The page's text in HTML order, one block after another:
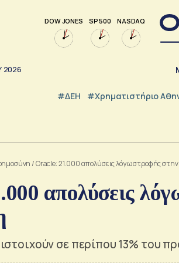
DOW JONES SP 500 NASDAQ
2026
#ΔΕΗ #Χρηματιστήριο
/Oracle: 21.000 απολύσεις λόγω στροφής
απολύσεις
σε περίπου 13% του